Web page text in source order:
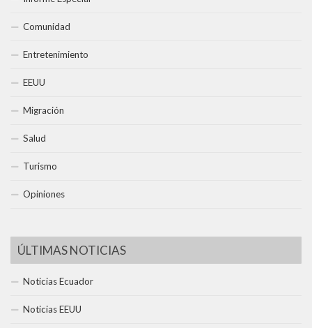
Comunidad
Entretenimiento
EEUU
Migración
Salud
Turismo
Opiniones
ÚLTIMAS NOTICIAS
Noticias Ecuador
Noticias EEUU